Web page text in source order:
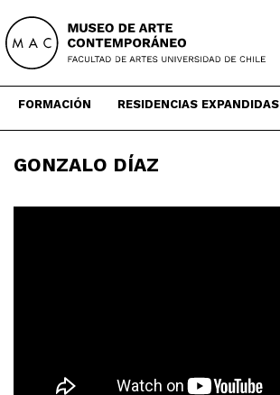
content
FORMACIÓN RESIDENCIAS EXPANDIDAS
GONZALO DÍAZ